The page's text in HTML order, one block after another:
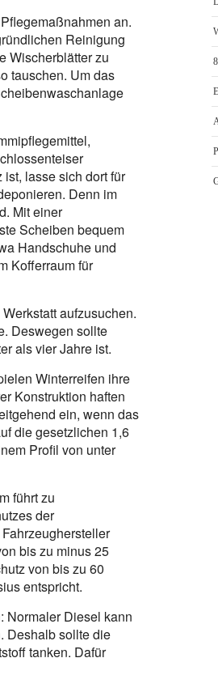
an.
Reinigung
Wischerblätter zu
tauschen. Um das
lasse sich dort für
Denn im
Mit einer
Scheiben bequem
Handschuhe und
Kofferraum für
aufzusuchen.
Deswegen sollte
als vier Jahre ist.
Winterreifen ihre
Konstruktion haften
ein, wenn das
die gesetzlichen 1,6
Profil von unter
führt zu
der
bis zu minus 25
von bis zu 60
entspricht.
Normaler Diesel kann
Deshalb sollte die
tanken. Dafür